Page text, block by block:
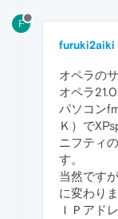
F
furuki2aiki
オペラの
オペラ
パソコン
Ｋ）で
ニフティ
す。
当然です
に変わり
ＩＰアド